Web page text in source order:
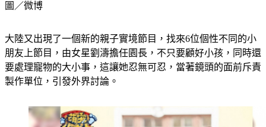
圖／微博
大陸又出現了一個新的親子實境節目，找來6位個性不同的小
朋友上節目，由女星劉濤擔任園長，不只要顧好小孩，同時還
要處理寵物的大小事，這讓她忍無可忍，當著鏡頭的面前斥責
製作單位，引發外界討論。